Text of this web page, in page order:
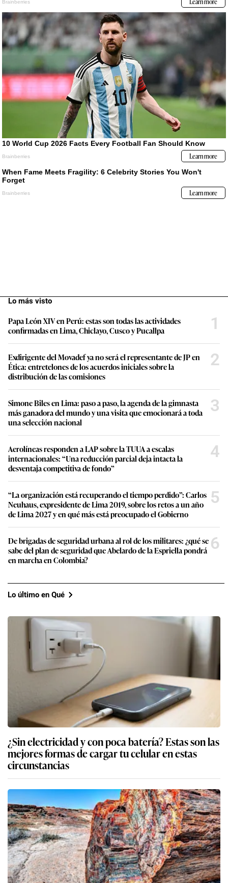
Lo más visto
Papa León XIV en Perú: estas son todas las actividades
confirmadas en Lima, Chiclayo, Cusco y Pucallpa
1
Exdirigente del Movadef ya no será el representante de JP en
Ética: entretelones de los acuerdos iniciales sobre la
distribución de las comisiones
2
Simone Biles en Lima: paso a paso, la agenda de la gimnasta
más ganadora del mundo y una visita que emocionará a toda
una selección nacional
3
Aerolíneas responden a LAP sobre la TUUA a escalas
internacionales: “Una reducción parcial deja intacta la
desventaja competitiva de fondo”
4
“La organización está recuperando el tiempo perdido”: Carlos
Neuhaus, expresidente de Lima 2019, sobre los retos a un año
de Lima 2027 y en qué más está preocupado el Gobierno
5
De brigadas de seguridad urbana al rol de los militares: ¿qué se
sabe del plan de seguridad que Abelardo de la Espriella pondrá
en marcha en Colombia?
6
Lo último en Qué
¿Sin electricidad y con poca batería? Estas son las
mejores formas de cargar tu celular en estas
circunstancias